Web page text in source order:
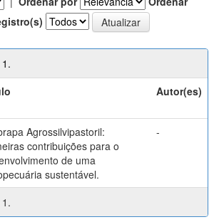
Autor(es)
Agrossilvipastoril:
contribuições para o
de uma
sustentável.
-